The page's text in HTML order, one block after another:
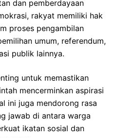
dan pemberdayaan
rakyat memiliki hak
proses pengambilan
umum, referendum,
publik lainnya.
untuk memastikan
mencerminkan aspirasi
ini juga mendorong rasa
jawab di antara warga
ikatan sosial dan